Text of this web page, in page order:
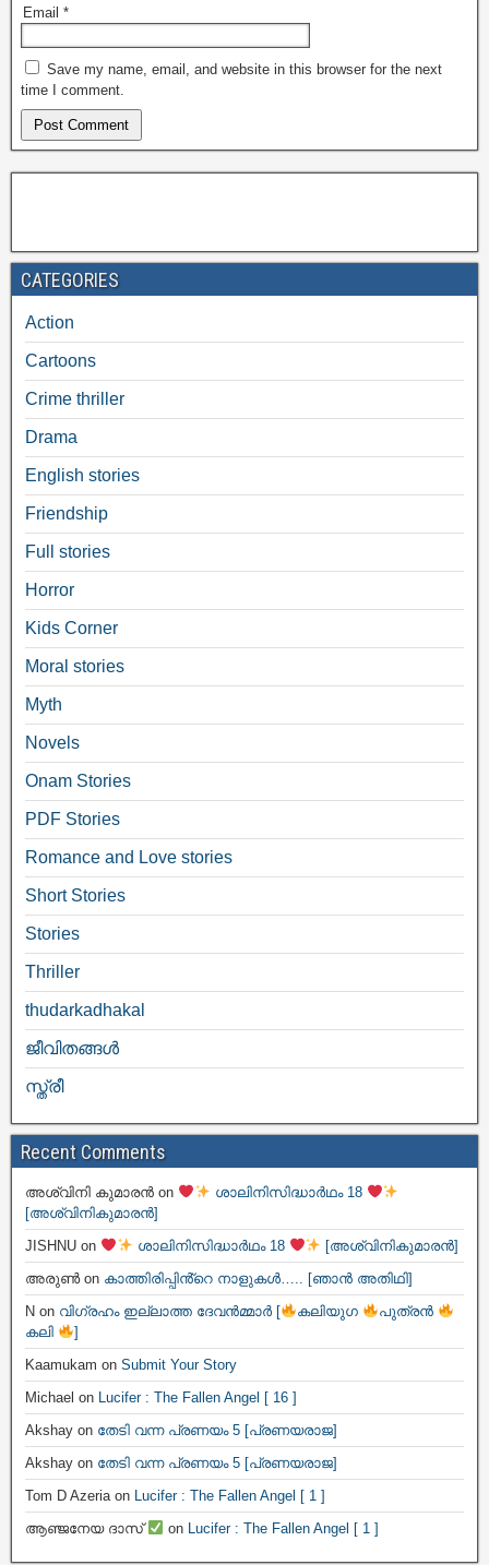
Email *
Save my name, email, and website in this browser for the next
time I comment.
CATEGORIES
Action
Cartoons
Crime thriller
Drama
English stories
Friendship
Full stories
Horror
Kids Corner
Moral stories
Myth
Novels
Onam Stories
PDF Stories
Romance and Love stories
Short Stories
Stories
Thriller
thudarkadhakal
ജീവിതങ്ങള്‍
സ്ത്രീ
Recent Comments
അശ്വിനി കുമാരൻ on
ശാലിനിസിദ്ധാർഥം 18
[അശ്വിനികുമാരൻ]
JISHNU on ശാലിനിസിദ്ധാർഥം 18
[അശ്വിനികുമാരൻ]
അരുൺon കാത്തിരിപ്പിൻ്റെ നാളുകൾ….. [ഞാൻ അതിഥി]
N on വിഗ്രഹം ഇല്ലാത്ത ദേവൻമ്മാർ [ കലിയുഗ
പുത്രൻ
കലി
]
Kaamukam on Submit Your Story
Michael on Lucifer : The Fallen Angel [ 16 ]
Akshay on തേടി വന്ന പ്രണയം 5 [പ്രണയരാജ]
Akshay on തേടി വന്ന പ്രണയം 5 [പ്രണയരാജ]
Tom D Azeriaon Lucifer : The Fallen Angel [ 1 ]
ആഞ്ജനേയ ദാസ്
on Lucifer : The Fallen Angel [ 1 ]